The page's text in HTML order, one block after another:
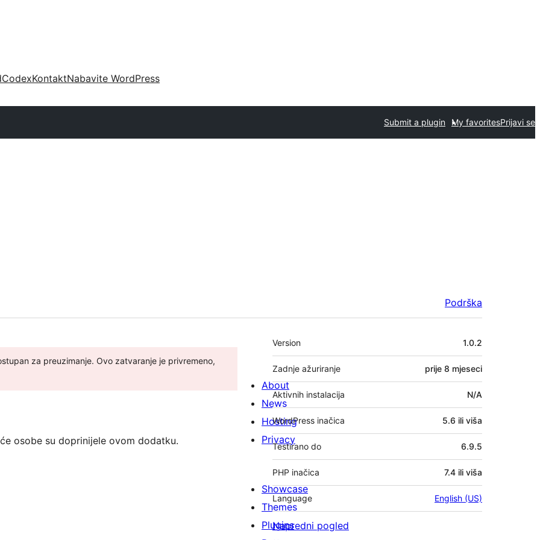
CodexKontaktNabavite WordPress
Submit a plugin My favoritesPrijavi se
Podrška
za preuzimanje. Ovo zatvaranje je privremeno,
osobe su doprinijele ovom dodatku.
Meta
Version 1.0.2
Zadnje ažuriranje prije 8 mjeseci
Aktivnih instalacija N/A
WordPress inačica 5.6 ili viša
Testirano do 6.9.5
PHP inačica 7.4 ili viša
Language English (US)
Napredni pogled
About
News
Hosting
Privacy
Showcase
Themes
Plugins